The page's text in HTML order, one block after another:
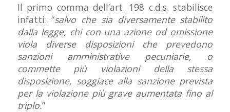
Il primo comma dell’art. 198 c.d.s. stabilisce
infatti: “salvo che sia diversamente stabilito
dalla legge, chi con una azione od omissione
viola diverse disposizioni che prevedono
sanzioni amministrative pecuniarie, o
commette più violazioni della stessa
disposizione, soggiace alla sanzione prevista
per la violazione più grave aumentata fino al
triplo.”